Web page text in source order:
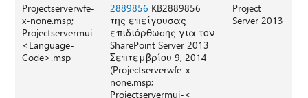
Projectserverwfe-
x-none.msp;
Projectservermui-
<Language-
Code>.msp
2889856 KB2889856
της επείγουσας
επιδιόρθωσης για τον
SharePoint Server 2013
Σεπτεμβρίου 9, 2014
(Projectserverwfe-x-
none.msp;
Projectservermui-<
Project
Server 2013